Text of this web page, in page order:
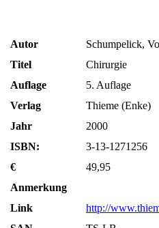
Autor
Schumpelick,
Titel
Chirurgie
Auflage
5. Auflage
Verlag
Thieme (Enke)
Jahr
2000
ISBN:
3-13-1271256
€
49,95
Anmerkung
Link
http://